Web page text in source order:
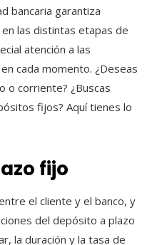
bancaria garantiza
las distintas etapas de
atención a las
cada momento. ¿Deseas
o corriente? ¿Buscas
fijos? Aquí tienes lo
fijo
el cliente y el banco, y
del depósito a plazo
la duración y la tasa de